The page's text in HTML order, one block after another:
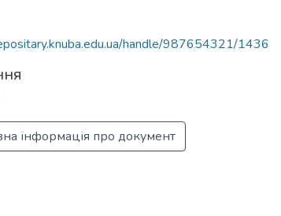
handle/987654321/1436
інформація про документ